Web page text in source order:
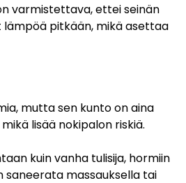
varmistettava, ettei seinän
pitkään, mikä asettaa
mutta sen kunto on aina
lisää nokipalon riskiä.
kuin vanha tulisija, hormiin
saneerata massauksella tai